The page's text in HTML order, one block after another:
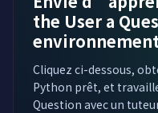
the User a
Cliquez ci-dessous,
Python prêt, et
Question avec un